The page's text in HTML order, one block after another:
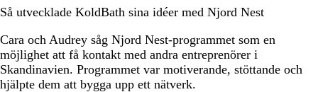
Så utvecklade KoldBath sina idéer med Njord Nest
Cara och Audrey såg Njord Nest-programmet som en
möjlighet att få kontakt med andra entreprenörer i
Skandinavien. Programmet var motiverande, stöttande och
hjälpte dem att bygga upp ett nätverk.